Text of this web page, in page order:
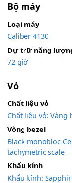
Bộ máy
Loại máy
Caliber 4130
Dự trữ năng
72 giờ
Vỏ
Chất liệu vỏ
Chất liệu vỏ: Vàng
Vòng bezel
Black monobloc
tachymetric scale
Khẩu kính
Khẩu kính: